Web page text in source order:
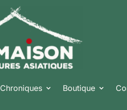
Chroniques Boutique